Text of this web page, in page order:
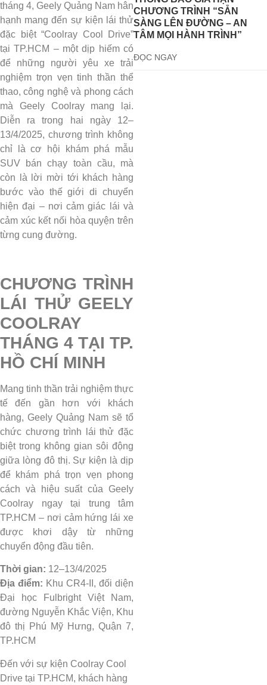
tháng 4, Geely Quảng Nam hân
hạnh mang đến sự kiện lái thử
đặc biệt “Coolray Cool Drive”
tại TP.HCM – một dịp hiếm có
để những người yêu xe trải
nghiệm trọn vẹn tinh thần thể
thao, công nghệ và phong cách
mà Geely Coolray mang lại.
Diễn ra trong hai ngày 12–
13/4/2025, chương trình không
chỉ là cơ hội khám phá mẫu
SUV bán chạy toàn cầu, mà
còn là lời mời tới khách hàng
bước vào thế giới di chuyển
hiện đại – nơi cảm giác lái và
cảm xúc kết nối hòa quyện trên
từng cung đường.
CHƯƠNG TRÌNH
LÁI THỬ GEELY
COOLRAY
THÁNG 4 TẠI TP.
HỒ CHÍ MINH
Mang tinh thần trải nghiệm thực
tế đến gần hơn với khách
hàng, Geely Quảng Nam sẽ tổ
chức chương trình lái thử đặc
biệt trong không gian sôi động
giữa lòng đô thị. Sự kiện là dịp
để khám phá trọn vẹn phong
cách và hiệu suất của Geely
Coolray ngay tại trung tâm
TP.HCM – nơi cảm hứng lái xe
được khơi dậy từ những
chuyển động đầu tiên.
Thời gian: 12–13/4/2025
Địa điểm: Khu CR4-II, đối diện
Đại học Fulbright Việt Nam,
đường Nguyễn Khắc Viện, Khu
đô thị Phú Mỹ Hưng, Quận 7,
TP.HCM
Đến với sự kiện Coolray Cool
Drive tại TP.HCM, khách hàng
CHƯƠNG TRÌNH “SẴN
SÀNG LÊN ĐƯỜNG – AN
TÂM MỌI HÀNH TRÌNH”
ĐỌC NGAY